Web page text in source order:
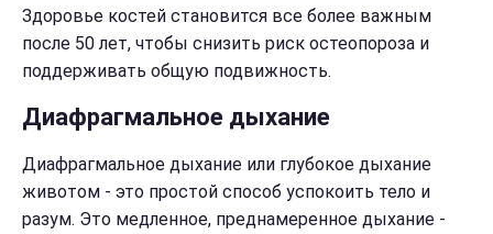
Здоровье костей становится все более важным
после 50 лет, чтобы снизить риск остеопороза и
поддерживать общую подвижность.
Диафрагмальное дыхание
Диафрагмальное дыхание или глубокое дыхание
животом - это простой способ успокоить тело и
разум. Это медленное, преднамеренное дыхание -